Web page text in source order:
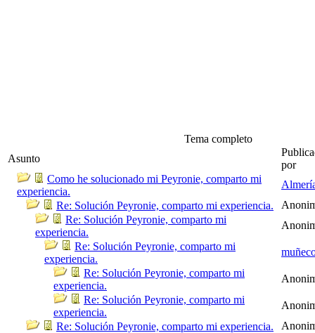
Tema completo
Asunto
por
Como he solucionado mi Peyronie, comparto mi
experiencia.
Re: Solución Peyronie, comparto mi experiencia.
Re: Solución Peyronie, comparto mi
experiencia.
Re: Solución Peyronie, comparto mi
experiencia.
Re: Solución Peyronie, comparto mi
experiencia.
Re: Solución Peyronie, comparto mi
experiencia.
Re: Solución Peyronie, comparto mi experiencia.